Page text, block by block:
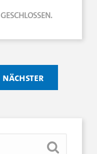
nächster